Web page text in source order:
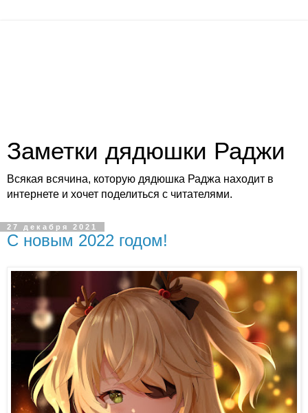
Заметки дядюшки Раджи
Всякая всячина, которую дядюшка Раджа находит в
интернете и хочет поделиться с читателями.
27 декабря 2021
С новым 2022 годом!